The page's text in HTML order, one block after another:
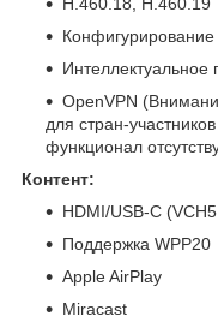
Конфигурирование
Интеллектуальное
OpenVPN
для стран-
функционал
Контент:
HDMI/USB-C
Поддержка WPP20
Apple AirPlay
Miracast